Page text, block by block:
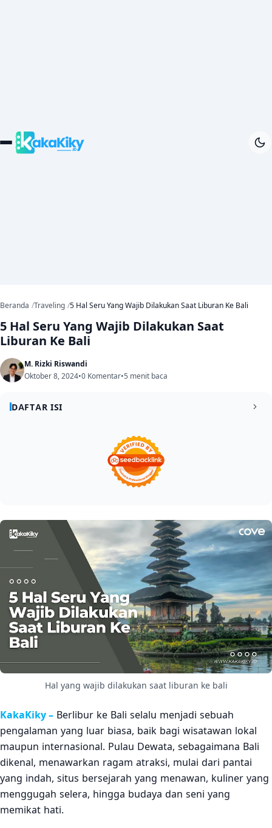
Beranda Traveling 5 Hal Seru Yang Wajib Dilakukan Saat Liburan Ke Bali
5 Hal Seru Yang Wajib Dilakukan Saat
Liburan Ke Bali
M. Rizki Riswandi
Oktober 8, 2024•0 Komentar•5 menit baca
DAFTAR ISI
Kegiatan Seru Yang Wajib Dilakukan Saat Berlibur Ke
1. Menghabiskan waktu di pantai-pantai Bali yang
1.3 3. Nikmati wisata kuliner khas Bali
1.4 4. Berburu hasil kerajinan khas Bali
1.5
5. Pacu adrenalin dengan rafting di Sungai Ayung
dan Telaga Waja
2 Kesimpulan
Hal yang wajib dilakukan saat liburan ke bali
KakaKiky – Berlibur ke Bali selalu menjadi sebuah
pengalaman yang luar biasa, baik bagi wisatawan lokal
maupun internasional. Pulau Dewata, sebagaimana Bali
dikenal, menawarkan ragam atraksi, mulai dari pantai
yang indah, situs bersejarah yang menawan, kuliner yang
menggugah selera, hingga budaya dan seni yang
memikat hati.